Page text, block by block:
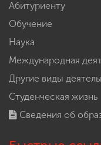
Абитуриенту
Обучение
Наука
Международная
Другие виды
Студенческая жизнь
Сведения об